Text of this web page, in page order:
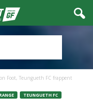
Foot, Teungueth FC frappent
TEUNGUETH FC